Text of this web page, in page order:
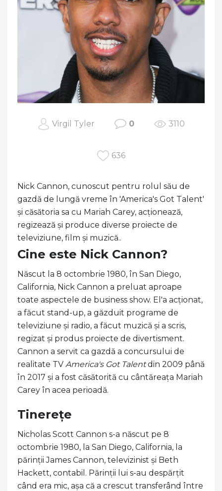
Virgil Tyler 0 3110
636
Nick Cannon, cunoscut pentru rolul său de
gazdă de lungă vreme în 'America's Got Talent'
și căsătoria sa cu Mariah Carey, acționează,
regizează și produce diverse proiecte de
televiziune, film și muzică..
Cine este Nick Cannon?
Născut la 8 octombrie 1980, în San Diego,
California, Nick Cannon a preluat aproape
toate aspectele de business show. El'a acționat,
a făcut stand-up, a găzduit programe de
televiziune și radio, a făcut muzică și a scris,
regizat și produs proiecte de divertisment.
Cannon a servit ca gazdă a concursului de
realitate TV America's Got Talentdin 2009 până
în 2017 și a fost căsătorită cu cântăreața Mariah
Carey în acea perioadă.
Tinerețe
Nicholas Scott Cannon s-a născut pe 8
octombrie 1980, la San Diego, California, la
părinții James Cannon, televizinist și Beth
Hackett, contabil. Părinții lui s-au despărțit
când era mic, așa că a crescut transferând între